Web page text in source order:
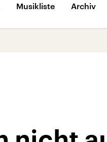
Musikliste Archiv